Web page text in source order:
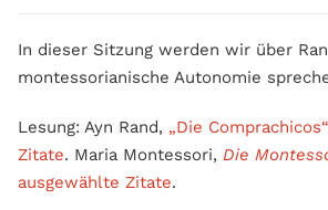
In dieser Sitzung werden wir über
montessorianische Autonomie
Lesung: Ayn Rand, „Die Comprachicos“
Zitate. Maria Montessori, Die
ausgewählte Zitate.